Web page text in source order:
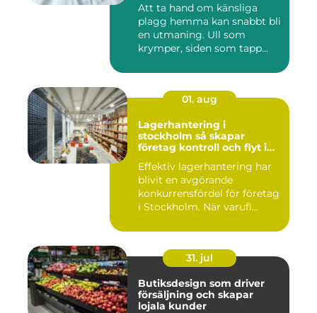
Att ta hand om känsliga
plagg hemma kan snabbt bli
en utmaning. Ull som
krymper, siden som tapp...
01. aug
Lagerhantering i
stockholm så skapar
företag kontroll och flyt i
Effektiv lagerhantering har
blivit en avgörande
konkurrensfördel för företag
i Stockholm. När varufl...
31. jul
Butiksdesign som driver
försäljning och skapar
lojala kunder